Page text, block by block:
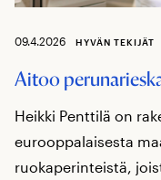
09.4.2026 HYVÄN TEKIJÄT
Aitoo
Heikki Penttilä on
eurooppalaisesta
ruokaperinteistä,